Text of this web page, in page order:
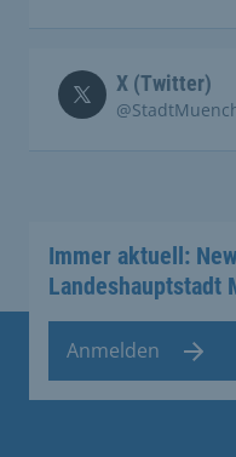
X (Twitter)
Immer aktuell:
Landeshauptstadt
Anmelden